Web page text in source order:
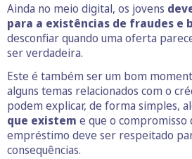
Ainda no meio digital, os jovens
para a existências de fraudes e
desconfiar quando uma oferta
ser verdadeira.
Este é também ser um bom
alguns temas relacionados com o
podem explicar, de forma simples,
que existem e que o compromisso
empréstimo deve ser respeitado
consequências.